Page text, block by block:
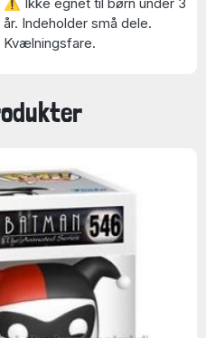
år. Indeholder små dele.
Kvælningsfare.